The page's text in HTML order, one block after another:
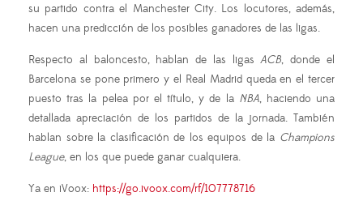
su partido contra el Manchester City. Los locutores, además,
hacen una predicción de los posibles ganadores de las ligas.
Respecto al baloncesto, hablan de las ligasACB, donde el
Barcelona se pone primero y el Real Madrid queda en el tercer
puesto tras la pelea por el título, y de la NBA, haciendo una
detallada apreciación de los partidos de la jornada. También
hablan sobre la clasificación de los equipos de la Champions
League, en los que puede ganar cualquiera.
Ya en iVoox: https://go.ivoox.com/rf/107778716